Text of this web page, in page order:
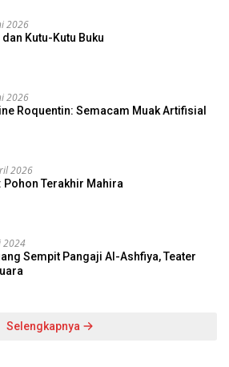
2026
dan Kutu-Kutu Buku
2026
Roquentin: Semacam Muak Artifisial
2026
Pohon Terakhir Mahira
2024
Sempit Pangaji Al-Ashfiya, Teater
Selengkapnya